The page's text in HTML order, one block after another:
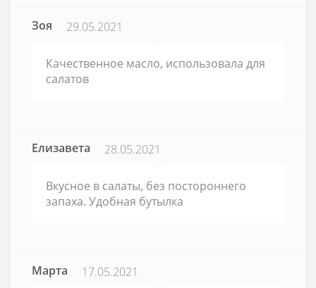
Зоя 29.05.2021
Качественное масло, использовала для
салатов
Елизавета 28.05.2021
Вкусное в салаты, без постороннего
запаха. Удобная бутылка
Марта 17.05.2021